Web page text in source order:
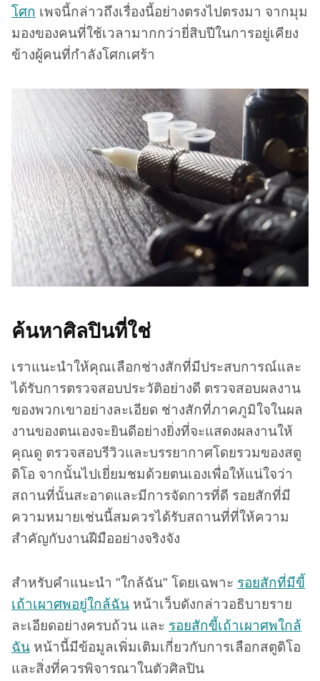
โศก เพจนี้กล่าวถึงเรื่องนี้อย่างตรงไปตรงมา จากมุม
มองของคนที่ใช้เวลามากกว่ายี่สิบปีในการอยู่เคียง
ข้างผู้คนที่กำลังโศกเศร้า
ค้นหาศิลปินที่ใช่
เราแนะนำให้คุณเลือกช่างสักที่มีประสบการณ์และ
ได้รับการตรวจสอบประวัติอย่างดี ตรวจสอบผลงาน
ของพวกเขาอย่างละเอียด ช่างสักที่ภาคภูมิใจในผล
งานของตนเองจะยินดีอย่างยิ่งที่จะแสดงผลงานให้
คุณดู ตรวจสอบรีวิวและบรรยากาศโดยรวมของสตู
ดิโอ จากนั้นไปเยี่ยมชมด้วยตนเองเพื่อให้แน่ใจว่า
สถานที่นั้นสะอาดและมีการจัดการที่ดี รอยสักที่มี
ความหมายเช่นนี้สมควรได้รับสถานที่ที่ให้ความ
สำคัญกับงานฝีมืออย่างจริงจัง
สำหรับคำแนะนำ "ใกล้ฉัน" โดยเฉพาะ รอยสักที่มีขี้
เถ้าเผาศพอยู่ใกล้ฉัน หน้าเว็บดังกล่าวอธิบายราย
ละเอียดอย่างครบถ้วน และ รอยสักขี้เถ้าเผาศพใกล้
ฉัน หน้านี้มีข้อมูลเพิ่มเติมเกี่ยวกับการเลือกสตูดิโอ
และสิ่งที่ควรพิจารณาในตัวศิลปิน